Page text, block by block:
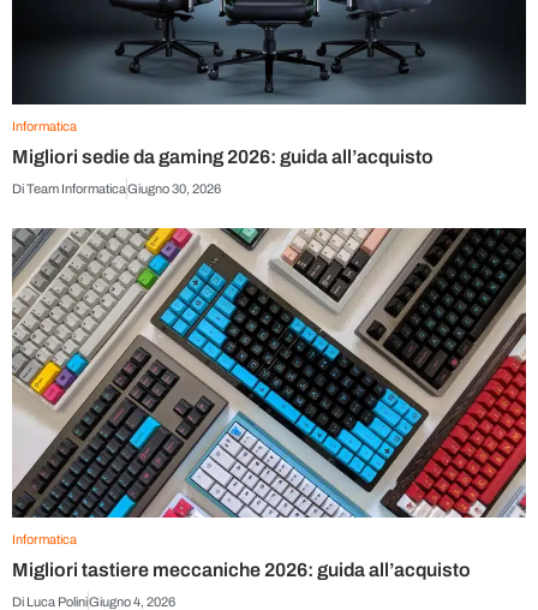
Informatica
Migliori sedie da gaming 2026: guida all’acquisto
DiTeam InformaticaGiugno 30, 2026
Informatica
Migliori tastiere meccaniche 2026: guida all’acquisto
Di Luca PoliniGiugno 4, 2026